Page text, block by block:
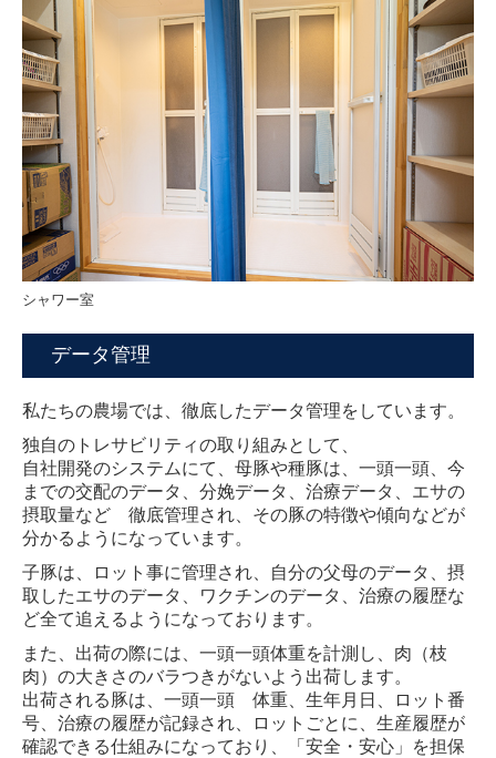
シャワー室
データ管理
私たちの農場では、徹底したデータ管理をしています。
独自のトレサビリティの取り組みとして、
自社開発のシステムにて、母豚や種豚は、一頭一頭、今
までの交配のデータ、分娩データ、治療データ、 エサの
摂取量など 徹底管理され、その豚の特徴や傾向などが
分かるようになっています。
子豚は、ロット事に管理され、自分の父母のデータ、摂
取したエサのデータ、ワクチンのデータ、 治療の履歴な
ど全て追えるようになっております。
また、出荷の際には、一頭一頭体重を計測し、肉（枝
肉）の大きさのバラつきがないよう出荷します。
出荷される豚は、 一頭一頭 体重、生年月日、ロット番
号、治療の履歴が記録され、
ロットごとに、生産履歴が
確認できる仕組みになっており、
「安全・安心」を担保